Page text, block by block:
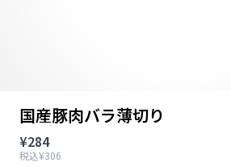
国産豚肉バラ薄切り
¥284
税込¥306